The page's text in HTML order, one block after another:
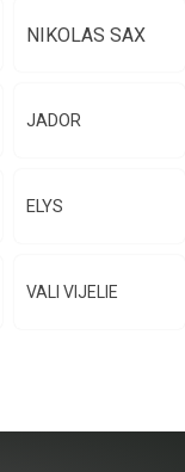
NIKOLAS SAX
JADOR
ELYS
VALI VIJELIE